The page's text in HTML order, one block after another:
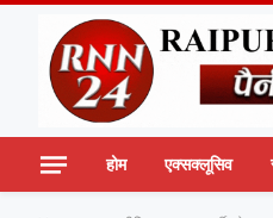
होम एक्सक्लूसिव